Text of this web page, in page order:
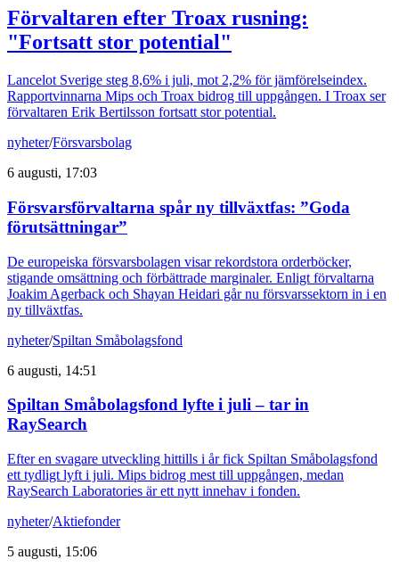
Förvaltaren efter Troax rusning:
"Fortsatt stor potential"
Lancelot Sverige steg 8,6% i juli, mot 2,2% för jämförelseindex.
Rapportvinnarna Mips och Troax bidrog till uppgången. I Troax ser
förvaltaren Erik Bertilsson fortsatt stor potential.
nyheter/Försvarsbolag
6 augusti, 17:03
Försvarsförvaltarna spår ny tillväxtfas: ”Goda
förutsättningar”
De europeiska försvarsbolagen visar rekordstora orderböcker,
stigande omsättning och förbättrade marginaler. Enligt förvaltarna
Joakim Agerback och Shayan Heidari går nu försvarssektorn in i en
ny tillväxtfas.
nyheter/Spiltan Småbolagsfond
6 augusti, 14:51
Spiltan Småbolagsfond lyfte i juli – tar in
RaySearch
Efter en svagare utveckling hittills i år fick Spiltan Småbolagsfond
ett tydligt lyft i juli. Mips bidrog mest till uppgången, medan
RaySearch Laboratories är ett nytt innehav i fonden.
nyheter/Aktiefonder
5 augusti, 15:06